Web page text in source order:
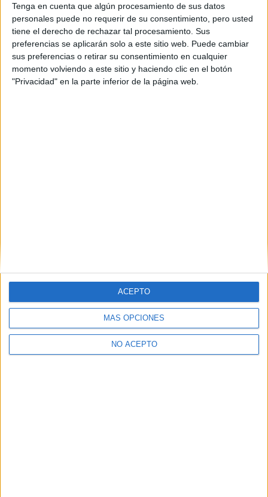
Tenga en cuenta que algún procesamiento de sus datos
personales puede no requerir de su consentimiento, pero usted
tiene el derecho de rechazar tal procesamiento. Sus
preferencias se aplicarán solo a este sitio web. Puede cambiar
sus preferencias o retirar su consentimiento en cualquier
momento volviendo a este sitio y haciendo clic en el botón
"Privacidad" en la parte inferior de la página web.
MÁS OPCIONES
NO ACEPTO
ACEPTO
Contactar
Passeig de Santa Eulàlia, 25
08017
Barcelona
Barcelona
Tel:932 030 923
Leaflet|©OpenStreetMap